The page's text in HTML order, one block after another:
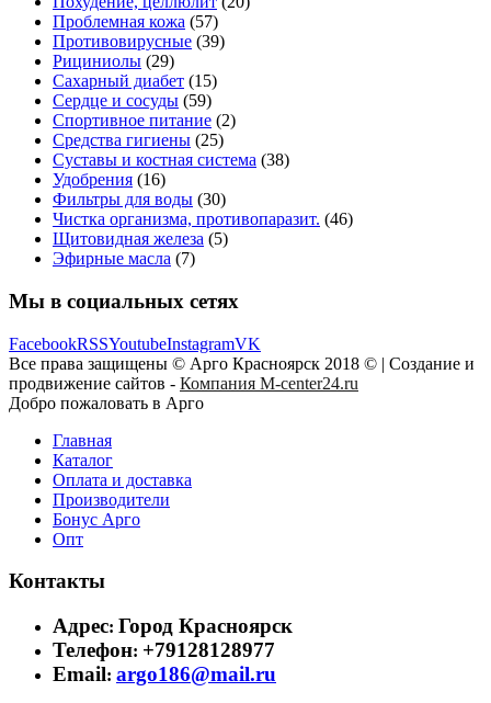
Проблемная кожа (57)
Противовирусные (39)
Рициниолы (29)
Сахарный диабет (15)
Сердце и сосуды (59)
Спортивное питание (2)
Средства гигиены (25)
Суставы и костная система (38)
Удобрения (16)
Фильтры для воды (30)
Чистка организма, противопаразит. (46)
Щитовидная железа (5)
Эфирные масла (7)
Мы в социальных сетях
FacebookRSSYoutubeInstagramVK
Все права защищены © Арго Красноярск 2018 © | Создание и
продвижение сайтов - Компания M-center24.ru
Добро пожаловать в Арго
Главная
Каталог
Оплата и доставка
Производители
Бонус Арго
Опт
Контакты
Адрес: Город Красноярск
Телефон: +79128128977
Email: argo186@mail.ru